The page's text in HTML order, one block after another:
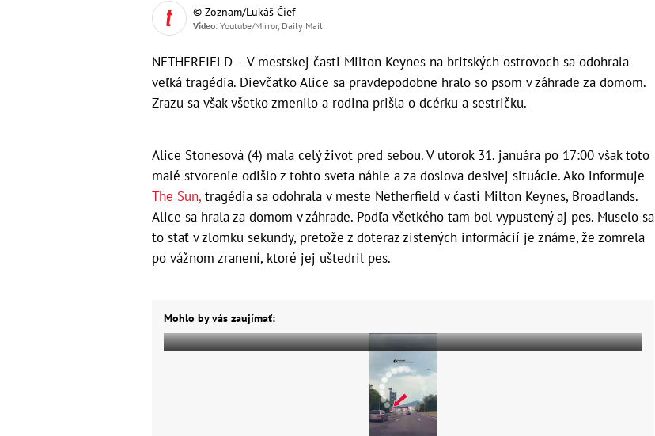
© Zoznam/Lukáš Čief
Video: Youtube/Mirror, Daily Mail
NETHERFIELD – V mestskej časti Milton Keynes na britských ostrovoch sa odohrala
veľká tragédia. Dievčatko Alice sa pravdepodobne hralo so psom v záhrade za domom.
Zrazu sa však všetko zmenilo a rodina prišla o dcérku a sestričku.
Alice Stonesová (4) mala celý život pred sebou. V utorok 31. januára po 17:00 však toto
malé stvorenie odišlo z tohto sveta náhle a za doslova desivej situácie. Ako informuje
The Sun, tragédia sa odohrala v meste Netherfield v časti Milton Keynes, Broadlands.
Alice sa hrala za domom v záhrade. Podľa všetkého tam bol vypustený aj pes. Muselo sa
to stať v zlomku sekundy, pretože z doteraz zistených informácií je známe, že zomrela
po vážnom zranení, ktoré jej uštedril pes.
Mohlo by vás zaujímať: